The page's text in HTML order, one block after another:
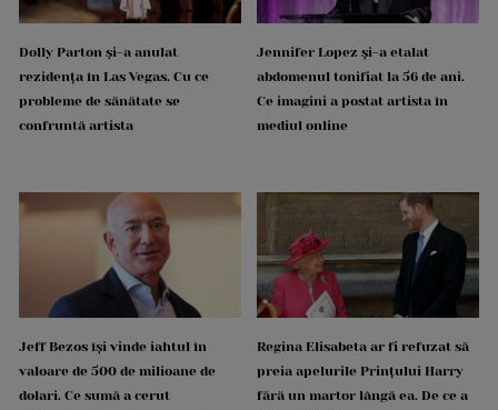
Dolly Parton și-a anulat
rezidența în Las Vegas. Cu ce
probleme de sănătate se
confruntă artista
Jennifer Lopez și-a etalat
abdomenul tonifiat la 56 de ani.
Ce imagini a postat artista în
mediul online
Jeff Bezos își vinde iahtul în
valoare de 500 de milioane de
dolari. Ce sumă a cerut
Regina Elisabeta ar fi refuzat să
preia apelurile Prințului Harry
fără un martor lângă ea. De ce a